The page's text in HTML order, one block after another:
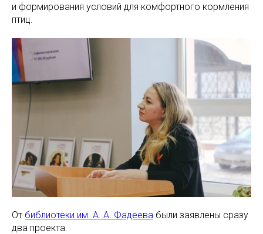
и формирования условий для комфортного кормления
птиц.
От библиотеки им. А. А. Фадеева были заявлены сразу
два проекта.